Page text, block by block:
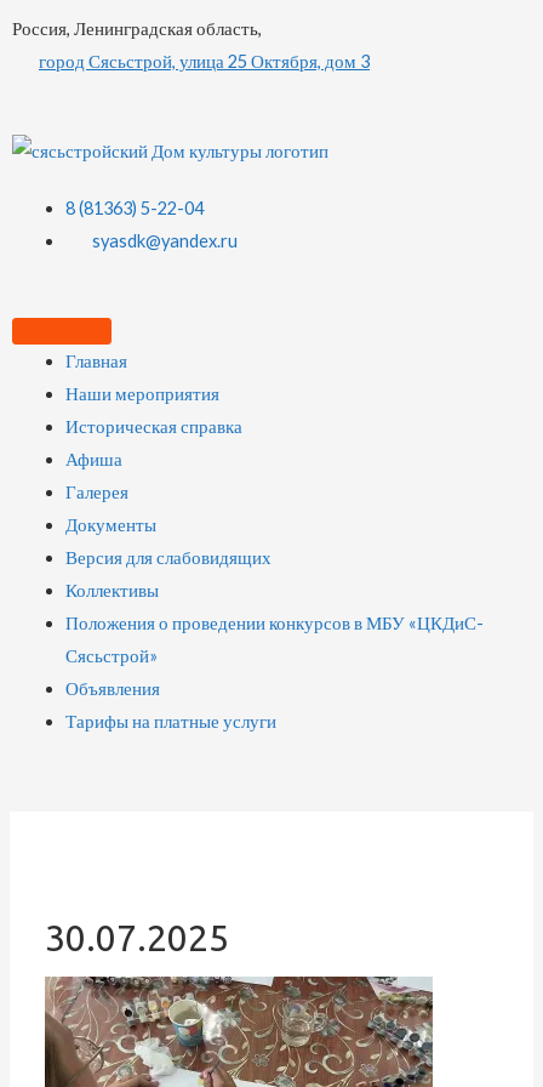
Россия, Ленинградская область,
город Сясьстрой, улица 25 Октября, дом 3
8 (81363) 5-22-04
syasdk@yandex.ru
Главная
Наши мероприятия
Историческая справка
Афиша
Галерея
Документы
Версия для слабовидящих
Коллективы
Положения о проведении конкурсов в МБУ «ЦКДиС-
Сясьстрой»
Объявления
Тарифы на платные услуги
30.07.2025